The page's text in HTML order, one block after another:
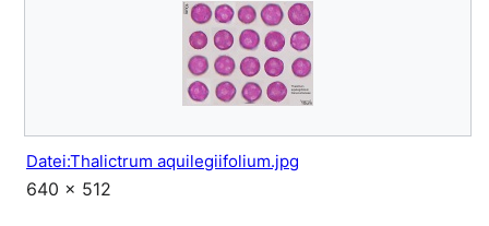
Datei:Thalictrum aquilegiifolium.jpg
640 × 512